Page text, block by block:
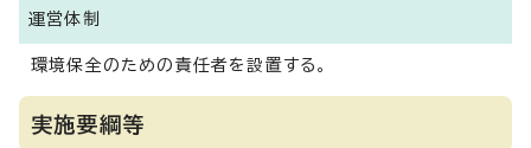
運営体制
環境保全のための責任者を設置する。
実施要綱等